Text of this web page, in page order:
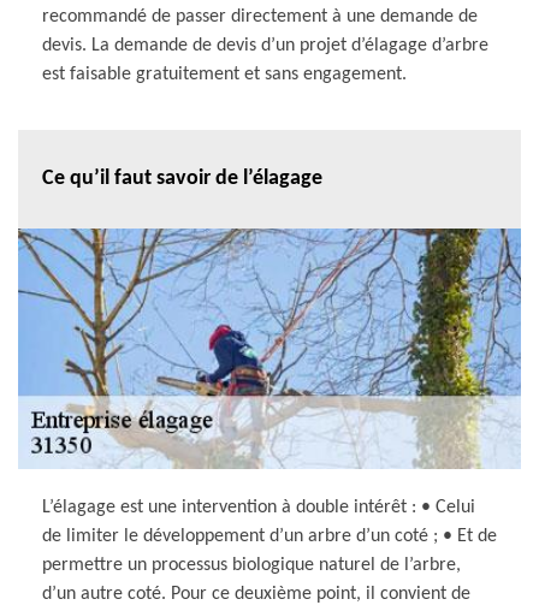
recommandé de passer directement à une demande de
devis. La demande de devis d’un projet d’élagage d’arbre
est faisable gratuitement et sans engagement.
Ce qu’il faut savoir de l’élagage
L’élagage est une intervention à double intérêt : • Celui
de limiter le développement d’un arbre d’un coté ; • Et de
permettre un processus biologique naturel de l’arbre,
d’un autre coté. Pour ce deuxième point, il convient de